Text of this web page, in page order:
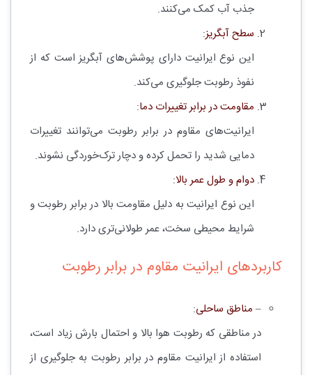
جذب آب کمک می‌کنند.
سطح آبگریز:
این نوع ایرانیت دارای پوشش‌های آبگریز است که از
نفوذ رطوبت جلوگیری می‌کند.
مقاومت در برابر تغییرات دما:
ایرانیت‌های مقاوم در برابر رطوبت می‌توانند تغییرات
دمایی شدید را تحمل کرده و دچار ترک‌خوردگی نشوند.
دوام و طول عمر بالا:
این نوع ایرانیت به دلیل مقاومت بالا در برابر رطوبت و
شرایط محیطی سخت، عمر طولانی‌تری دارد.
کاربردهای ایرانیت مقاوم در برابر رطوبت
– مناطق ساحلی:
در مناطقی که رطوبت هوا بالا و احتمال بارش زیاد است،
استفاده از ایرانیت مقاوم در برابر رطوبت به جلوگیری از